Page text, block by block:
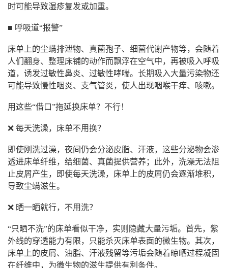
时可能导致湿疹复发或加重。
■ 呼吸道“报警”
床单上的尘螨排泄物、真菌孢子、细菌代谢产物等，会随着
人们翻身、整理床铺的动作而飘浮在空气中，再被吸入呼吸
道，诱发过敏性鼻炎、过敏性哮喘。长期吸入大量污染物还
可能导致慢性咽炎、支气管炎，使人出现咽喉干痒、咳嗽。
用这些“借口”拖延换床单？不行！
❌ 每天洗澡，床单不用换？
即使刚洗过澡，夜间仍会分泌皮脂、汗液，这些分泌物会渗
透进床单纤维，给细菌、真菌提供营养；此外，洗澡无法阻
止皮屑产生，即使每天洗澡，床单上的皮屑仍会逐渐堆积，
导致尘螨滋生。
❌ 晒一晒就行，不用洗？
“只晒不洗”的床单看似干净，实则隐藏大量污垢。首先，紫
外线的穿透能力有限，只能杀灭床单表面的微生物。其次，
床单上的皮屑、油脂、汗液残留等污垢会随着晾晒过程凝固
在纤维中，为微生物的滋生提供有利条件。